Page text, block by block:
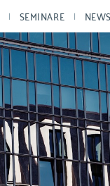
SEMINARE